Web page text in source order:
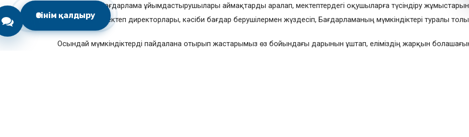
Қазіргі таңда Бағдарлама ұйымдастырушылары аймақтарды аралап, мектептердегі оқушыларға түсіндіру
басшылары, мектеп директорлары, кәсіби бағдар берушілермен жүздесіп, Бағдарламаның мүмкіндіктері туралы
Осындай мүмкіндіктерді пайдалана отырып жастарымыз өз бойындағы дарынын ұштап, еліміздің жарқын болашағының
Өтінім қалдыру